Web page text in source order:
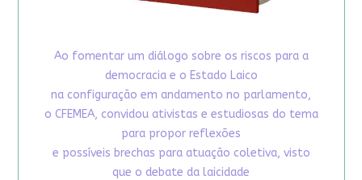
Ao fomentar um diálogo sobre os riscos para a
democracia e o Estado Laico
na configuração em andamento no parlamento,
o CFEMEA, convidou ativistas e estudiosas do tema
para propor reflexões
e possíveis brechas para atuação coletiva, visto
que o debate da laicidade